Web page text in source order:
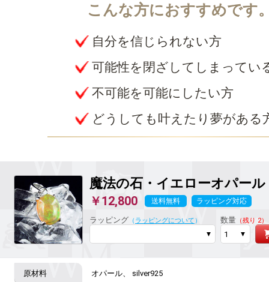
自分を信じられない方
可能性を閉ざしてしまってい
不可能を可能にしたい方
どうしても叶えたり夢がある
魔法の石 ・イエローオパール
￥12,800 送料無料 ラッピング対応
ラッピング （ ラッピングについて ） 数量（残り 2）
オパール、 silver925